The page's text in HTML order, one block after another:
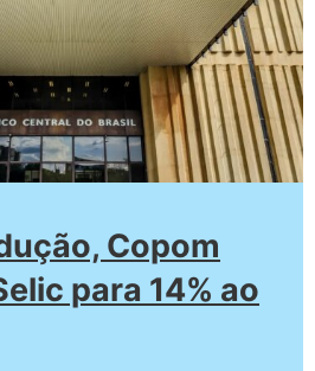
Copom
para 14% ao